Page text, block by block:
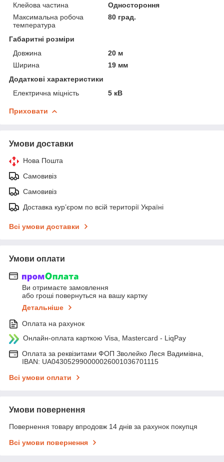
Клейова частина
Одностороння
Максимальна робоча
температура
80 град.
Габаритні розміри
Довжина
20 м
Ширина
19 мм
Додаткові характеристики
Електрична міцність
5 кВ
Приховати
Умови доставки
Нова Пошта
Самовивіз
Самовивіз
Доставка кур’єром по всій території Україні
Всі умови доставки
Умови оплати
Ви отримаєте замовлення
або гроші повернуться на вашу картку
Детальніше
Оплата на рахунок
Онлайн-оплата карткою Visa, Mastercard - LiqPay
Оплата за реквізитами ФОП Зволейко Леся Вадимівна,
IBAN: UA043052990000026001036701115
Всі умови оплати
Умови повернення
Повернення товару впродовж 14 днів за рахунок покупця
Всі умови повернення